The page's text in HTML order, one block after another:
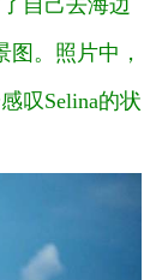
。照片中，
叹Selina的状